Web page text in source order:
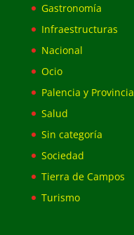
Gastronomía
Infraestructuras
Nacional
Ocio
Palencia y Provincia
Salud
Sin categoría
Sociedad
Tierra de Campos
Turismo